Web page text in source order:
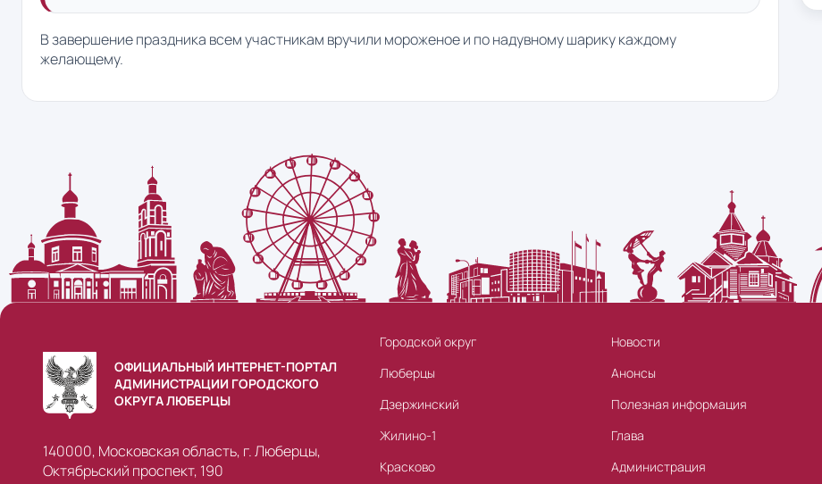
В завершение праздника всем участникам вручили мороженое и по надувному шарику каждому
желающему.
ОФИЦИАЛЬНЫЙ ИНТЕРНЕТ-ПОРТАЛ
АДМИНИСТРАЦИИ ГОРОДСКОГО
ОКРУГА ЛЮБЕРЦЫ
140000, Московская область, г. Люберцы,
Октябрьский проспект, 190
Городской округ
Люберцы
Дзержинский
Жилино-1
Красково
Новости
Анонсы
Полезная информация
Глава
Администрация